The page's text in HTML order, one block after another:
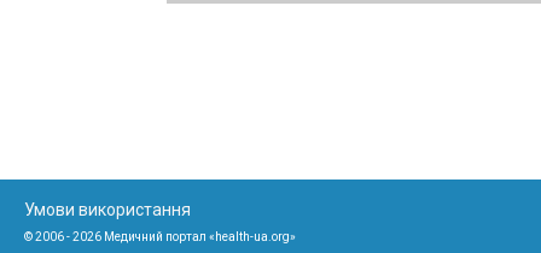
Умови використання
© 2006 - 2026 Медичний портал «health-ua.org»